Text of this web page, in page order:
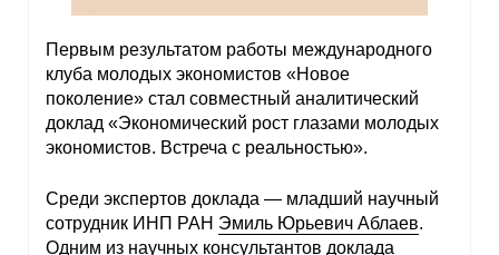
Первым результатом работы международного
клуба молодых экономистов «Новое
поколение» стал совместный аналитический
доклад «Экономический рост глазами молодых
экономистов. Встреча с реальностью».
Среди экспертов доклада — младший научный
сотрудник ИНП РАН Эмиль Юрьевич Аблаев.
Одним из научных консультантов доклада